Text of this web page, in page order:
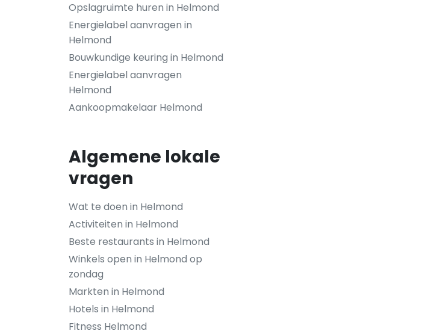
Opslagruimte huren in Helmond
Energielabel aanvragen in
Helmond
Bouwkundige keuring in Helmond
Energielabel aanvragen
Helmond
Aankoopmakelaar Helmond
Algemene lokale
vragen
Wat te doen in Helmond
Activiteiten in Helmond
Beste restaurants in Helmond
Winkels open in Helmond op
zondag
Markten in Helmond
Hotels in Helmond
Fitness Helmond